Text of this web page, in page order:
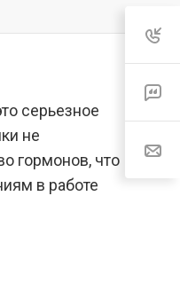
серьезное
не
гормонов, что
в работе